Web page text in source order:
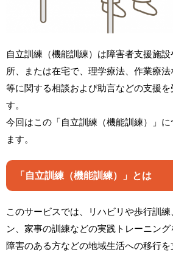
自立訓練（機能訓練）は障害者支援施
所、または在宅で、理学療法、作業療
等に関する相談および助言などの支援を
す。
今回はこの「自立訓練（機能訓練）」
ます。
「自立訓練（機能訓練）」とは
このサービスでは、リハビリや歩行訓
ン、家事の訓練などの実践トレーニング
障害のある方などの地域生活への移行